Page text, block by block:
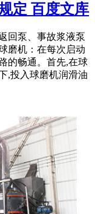
定 百度文库
回泵、事故浆液泵
磨机：在每次启动
的畅通。首先,在球
,投入球磨机润滑油